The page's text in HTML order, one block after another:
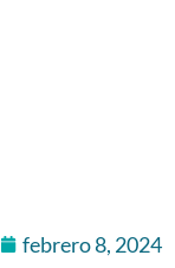
febrero 8, 2024